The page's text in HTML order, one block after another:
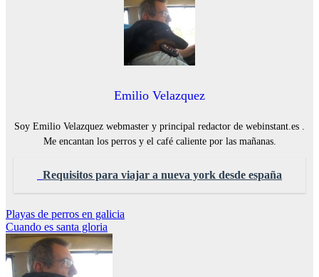
Emilio Velazquez
Soy Emilio Velazquez webmaster y principal redactor de webinstant.es .
Me encantan los perros y el café caliente por las mañanas.
Requisitos para viajar a nueva york desde españa
Navegación
de
entradas
Playas de perros en galicia
Cuando es santa gloria